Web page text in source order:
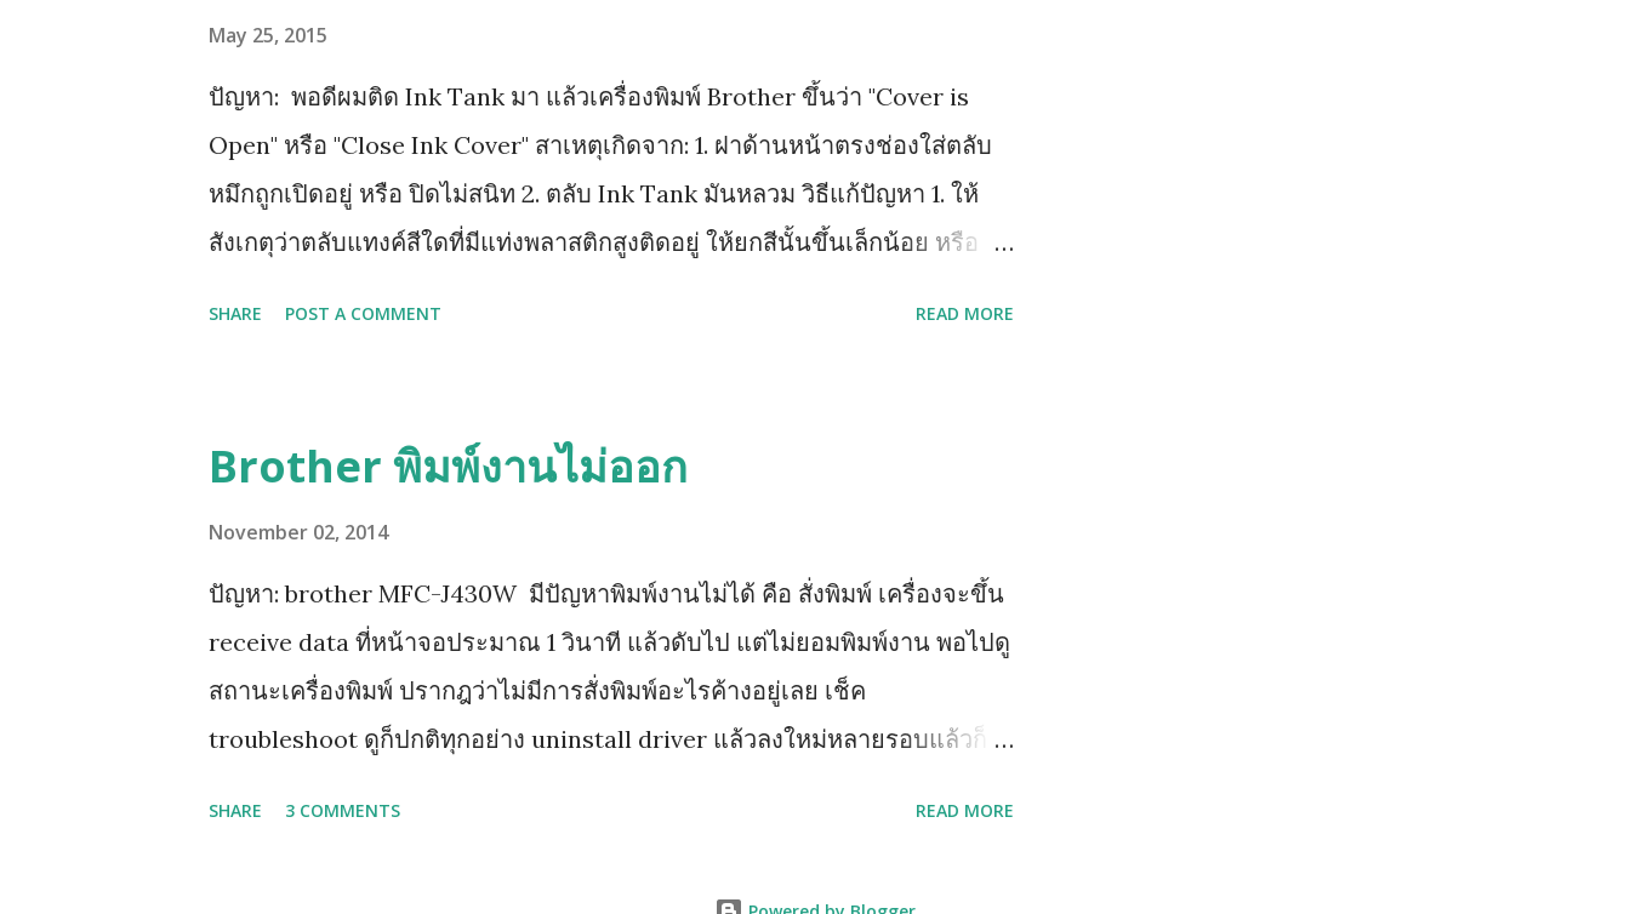
May 25, 2015
ปัญหา: พอดีผมติด Ink Tank มา แล้วเครื่องพิมพ์ Brother ขึ้นว่า "Cover is
Open" หรือ "Close Ink Cover" สาเหตุเกิดจาก: 1. ฝาด้านหน้าตรงช่องใส่ตลับ
หมึกถูกเปิดอยู่ หรือ ปิดไม่สนิท 2. ตลับ Ink Tank มันหลวม วิธีแก้ปัญหา 1. ให้
สังเกตุว่าตลับแทงค์สีใดที่มีแท่งพลาสติกสูงติดอยู่ ให้ยกสีนั้นขึ้นเล็กน้อย หรือ
แทงค์รุ่นใหม่ LC73, LC77 เพราะตัวปิด Sensor เป็นแท่งเสียบอยู่ด้านข้าง)
SHARE POST A COMMENT READ MORE
Brother พิมพ์งานไม่ออก
November 02, 2014
ปัญหา: brother MFC-J430W มีปัญหาพิมพ์งานไม่ได้ คือ สั่งพิมพ์ เครื่องจะขึ้น
receive data ที่หน้าจอประมาณ 1 วินาที แล้วดับไป แต่ไม่ยอมพิมพ์งาน พอไปดู
สถานะเครื่องพิมพ์ ปรากฎว่าไม่มีการสั่งพิมพ์อะไรค้างอยู่เลย เช็ค
troubleshoot ดูก็ปกติทุกอย่าง uninstall driver แล้วลงใหม่หลายรอบแล้วก็
SHARE 3 COMMENTS READ MORE